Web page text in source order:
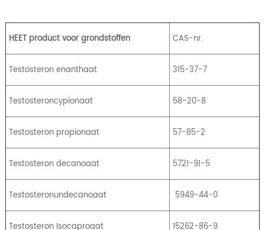
HEET product voor grondstoffen CAS-nr.
Testosteron enanthaat 315-37-7
Testosteroncypionaat 58-20-8
Testosteron propionaat 57-85-2
Testosteron decanoaat 5721-91-5
Testosteronundecanoaat 5949-44-0
Testosteron Isocaproaat 15262-86-9